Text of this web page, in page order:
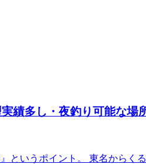
績多し・夜釣り可能な場
いうポイント。 東名から